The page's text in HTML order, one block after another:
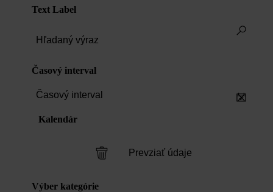
Text Label
Časový interval
Časový interval
Kalendár
Prevziať údaje
Výber kategórie